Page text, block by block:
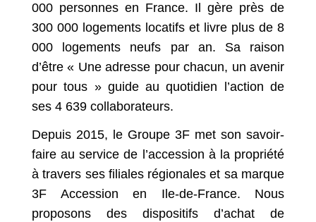
000 personnes en France. Il gère près de
300 000 logements locatifs et livre plus de 8
000 logements neufs par an. Sa raison
d’être « Une adresse pour chacun, un avenir
pour tous » guide au quotidien l’action de
ses 4 639 collaborateurs.
Depuis 2015, le Groupe 3F met son savoir-
faire au service de l’accession à la propriété
à travers ses filiales régionales et sa marque
3F Accession en Ile-de-France. Nous
proposons des dispositifs d’achat de